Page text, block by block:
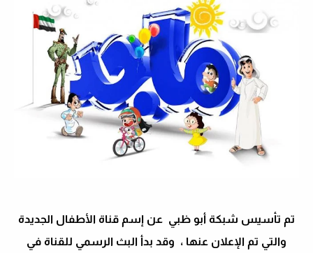
تم تأسيس شبكة أبو ظبي عن إسم قناة الأطفال الجديدة
والتي تم الإعلان عنها ، وقد بدأ البث الرسمي للقناة في